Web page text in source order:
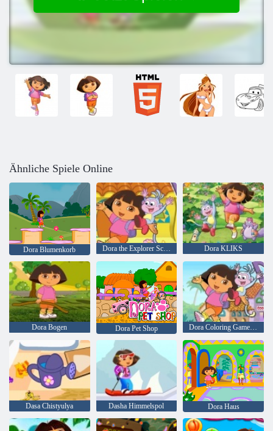
Ähnliche Spiele Online
Dora Blumenkorb Dora the Explorer Schuhe Reichweite Dora KLIKS
Dora Bogen Dora Pet Shop Dora Coloring Game Ranger
Dasa Chistyulya Dasha Himmelspol Dora Haus